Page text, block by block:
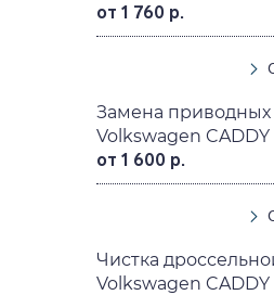
от 1 760 р.
Замена
Volkswagen CADDY
от 1 600 р.
Чистка
Volkswagen CADDY